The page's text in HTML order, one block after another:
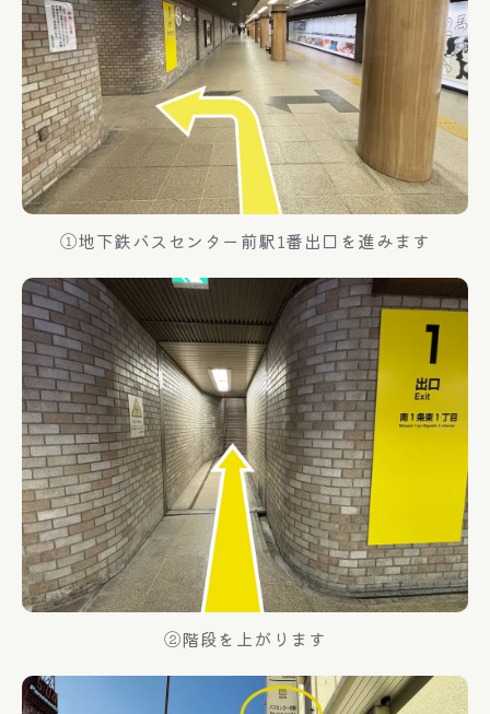
①地下鉄バスセンター前駅1番出口を進みます
②階段を上がります